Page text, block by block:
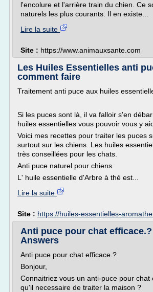
l'encolure et l'arrière train du chien. Ce
naturels les plus courants. Il en existe...
Lire la suite
Site : https://www.animauxsante.com
Les Huiles Essentielles anti
comment faire
Traitement anti puce aux huiles
Si les puces sont là, il va falloir s'en
huiles essentielles vous pouvoir vous y
Voici mes recettes pour traiter les puces
surtout sur les chiens. Les huiles
très conseillées pour les chats.
Anti puce naturel pour chiens.
L' huile essentielle d'Arbre à thé est...
Lire la suite
Site : https://huiles-essentielles-
Anti puce pour chat
Answers
Anti puce pour chat efficace.?
Bonjour,
Connaitriez vous un anti-puce pour chat
qu'il necessaire de traiter la maison ?